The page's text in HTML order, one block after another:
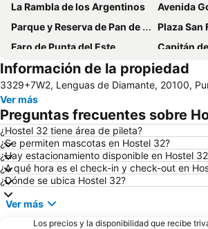
La Rambla de los Argentinos
Avenida
Parque y Reserva de Pan de Azúcar
Plaza San
Faro de Punta del Este
Capitán de Corbeta
La Mano
Isla Gorriti
Información de la propiedad
3329+7W2, Lenguas de Diamante, 20100,
Ver más
Preguntas frecuentes sobre
¿Hostel 32 tiene área de pileta?
¿Se permiten mascotas en Hostel 32?
¿Hay estacionamiento disponible en Hostel
¿A qué hora es el check-in y check-out en
¿Dónde se ubica Hostel 32?
Ver más
Los precios y la disponibilidad que recibe